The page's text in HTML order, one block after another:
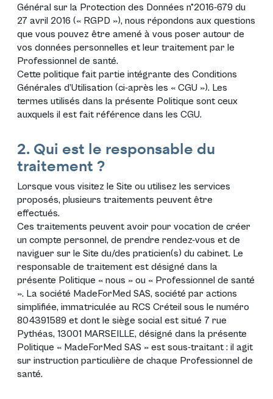
Général sur la Protection des Données n°2016-679 du
27 avril 2016 (« RGPD »), nous répondons aux questions
que vous pouvez être amené à vous poser autour de
vos données personnelles et leur traitement par le
Professionnel de santé.
Cette politique fait partie intégrante des Conditions
Générales d’Utilisation (ci-après les « CGU »). Les
termes utilisés dans la présente Politique sont ceux
auxquels il est fait référence dans les CGU.
2. Qui est le responsable du
traitement ?
Lorsque vous visitez le Site ou utilisez les services
proposés, plusieurs traitements peuvent être
effectués.
Ces traitements peuvent avoir pour vocation de créer
un compte personnel, de prendre rendez-vous et de
naviguer sur le Site du/des praticien(s) du cabinet. Le
responsable de traitement est désigné dans la
présente Politique « nous » ou « Professionnel de santé
». La société MadeForMed SAS, société par actions
simplifiée, immatriculée au RCS Créteil sous le numéro
804391589 et dont le siège social est situé 7 rue
Pythéas, 13001 MARSEILLE, désigné dans la présente
Politique « MadeForMed SAS » est sous-traitant : il agit
sur instruction particulière de chaque Professionnel de
santé.